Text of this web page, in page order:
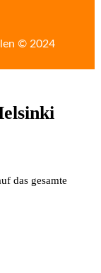
© 2024
das gesamte